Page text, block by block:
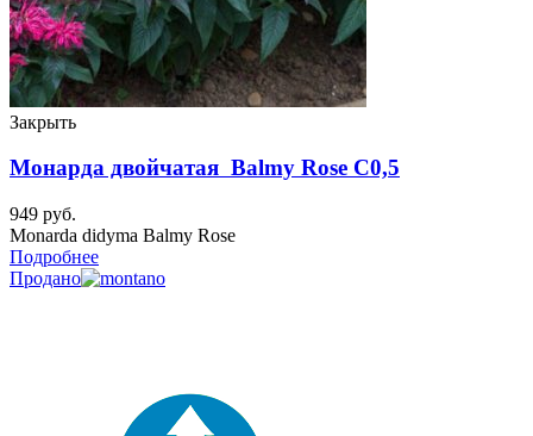
Закрыть
Монарда двойчатая Balmy Rose C0,5
949 руб.
Monarda didyma Balmy Rose
Подробнее
Продано